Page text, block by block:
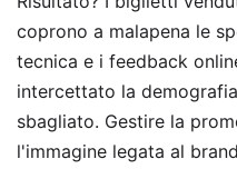
coprono a malapena le
tecnica e i feedback
intercettato la
sbagliato. Gestire la
l'immagine legata al